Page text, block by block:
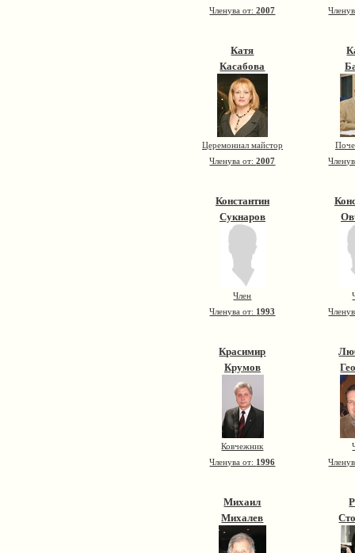
Членува от:2007
Катя
Касабова
Церемониал майстор
Членува от:2007
Константин
Сукнаров
Член
Членува от: 1993
Красимир
Крумов
Ковчежник
Членува от: 1996
Михаил
Михалев